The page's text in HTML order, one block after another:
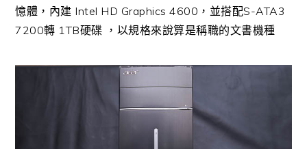
憶體，內建 Intel HD Graphics 4600，並搭配S-ATA3
7200轉 1TB硬碟 ，以規格來說算是稱職的文書機種